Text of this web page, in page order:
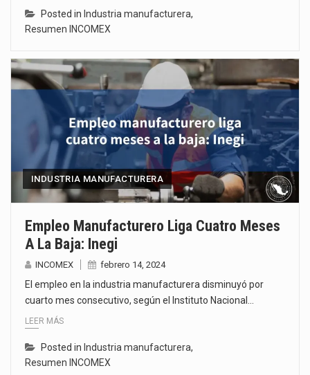
Posted in Industria manufacturera,
Resumen INCOMEX
INDUSTRIA MANUFACTURERA
Empleo Manufacturero Liga Cuatro Meses
A La Baja: Inegi
INCOMEX febrero 14, 2024
El empleo en la industria manufacturera disminuyó por
cuarto mes consecutivo, según el Instituto Nacional…
LEER MÁS
Posted in Industria manufacturera,
Resumen INCOMEX